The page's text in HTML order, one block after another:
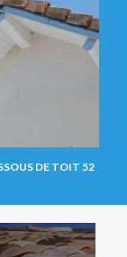
DE TOIT 52